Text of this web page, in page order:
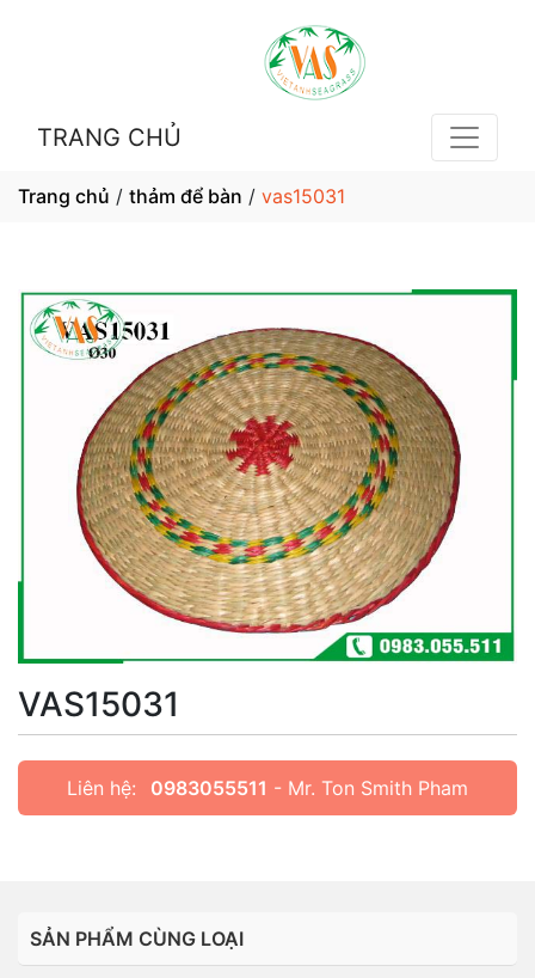
TRANG CHỦ
Trang chủ / thảm để bàn / vas15031
VAS15031
Liên hệ: 0983055511 - Mr. Ton Smith Pham
SẢN PHẨM CÙNG LOẠI